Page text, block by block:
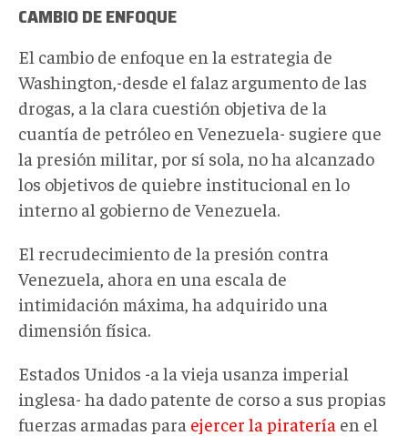
CAMBIO DE ENFOQUE
El cambio de enfoque en la estrategia de
Washington,-desde el falaz argumento de las
drogas, a la clara cuestión objetiva de la
cuantía de petróleo en Venezuela- sugiere que
la presión militar, por sí sola, no ha alcanzado
los objetivos de quiebre institucional en lo
interno al gobierno de Venezuela.
El recrudecimiento de la presión contra
Venezuela, ahora en una escala de
intimidación máxima, ha adquirido una
dimensión física.
Estados Unidos -a la vieja usanza imperial
inglesa- ha dado patente de corso a sus propias
fuerzas armadas para ejercer la piratería en el